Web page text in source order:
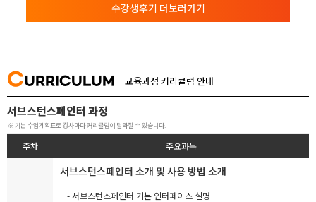
수강생후기 더보러가기
CURRICULUM 교육과정 커리큘럼 안내
서브스턴스페인터 과정
※ 기본 수업계획표로 강사마다 커리큘럼이 달라질 수 있습니다.
주차 주요과목
서브스턴스페인터 소개 및 사용 방법 소개
- 서브스턴스페인터 기본 인터페이스 설명